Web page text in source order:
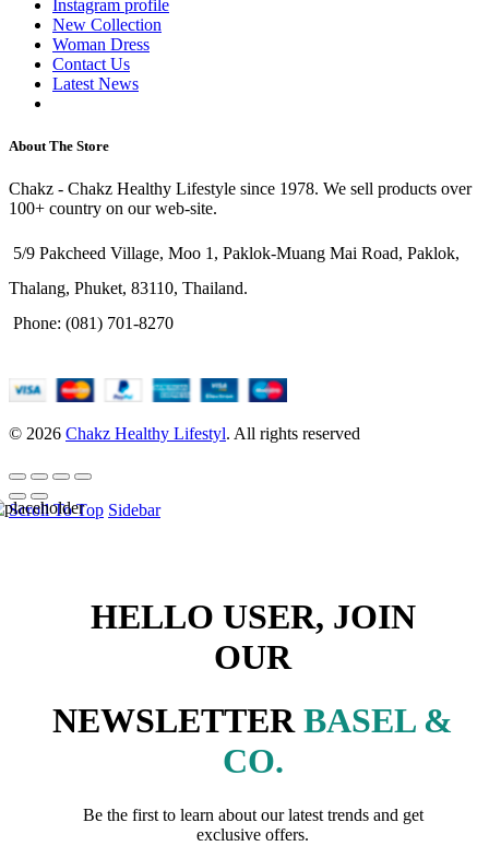
Instagram profile
New Collection
Woman Dress
Contact Us
Latest News
About The Store
Chakz - Chakz Healthy Lifestyle since 1978. We sell products over
100+ country on our web-site.
5/9 Pakcheed Village, Moo 1, Paklok-Muang Mai Road, Paklok,
Thalang, Phuket, 83110, Thailand.
Phone: (081) 701-8270
© 2026 Chakz Healthy Lifestyl. All rights reserved
Scroll To Top Sidebar
HELLO USER, JOIN
OUR
NEWSLETTERBASEL &
CO.
Be the first to learn about our latest trends and get
exclusive offers.